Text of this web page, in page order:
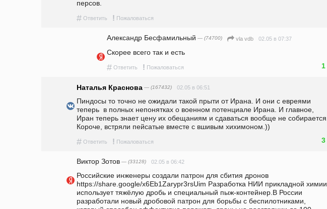
персов.
# Ответить ! Пожаловаться
Александр Бесфамильный — (74700) vla vdb 02.05 в 07:37
Скорее всего так и есть
# Ответить ! Пожаловаться 1
Наталья Краснова — (167432) 02.05 в 06:51
Пиндосы то точно не ожидали такой прыти от Ирана. И они с евреями
теперь  в полных непонятках о военном потенциале Ирана. И главное,
Иран теперь знает цену их обещаниям и сдаваться вообще не собирается.
Короче, встряли пейсатые вместе с вшивым хихимоном.))
# Ответить ! Пожаловаться 3
Виктор Зотов — (33128) 02.05 в 06:42
Российские инженеры создали патрон для сбития дронов
https://share.google/x6Eb1Zarypr3rsUim Разработка НИИ прикладной химии
использует тяжёлую дробь и специальный пыж-контейнер.В России
разработали новый дробовой патрон для борьбы с беспилотниками,